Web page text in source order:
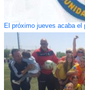
El próximo jueves acaba